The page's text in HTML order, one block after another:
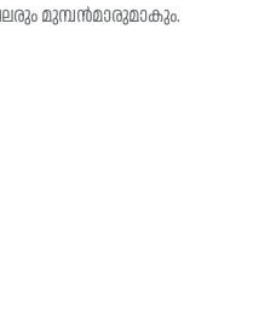
മുമ്പൻമാരുമാകും.